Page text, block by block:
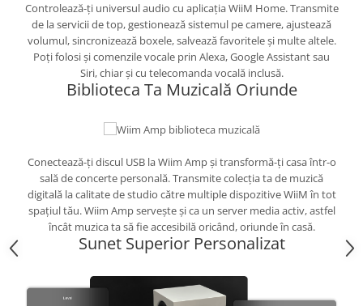
Controlează-ți universul audio cu aplicația WiiM Home. Transmite
de la servicii de top, gestionează sistemul pe camere, ajustează
volumul, sincronizează boxele, salvează favoritele și multe altele.
Poți folosi și comenzile vocale prin Alexa, Google Assistant sau
Siri, chiar și cu telecomanda vocală inclusă.
Biblioteca Ta Muzicală Oriunde
Conectează-ți discul USB la Wiim Amp și transformă-ți casa într-o
sală de concerte personală. Transmite colecția ta de muzică
digitală la calitate de studio către multiple dispozitive WiiM în tot
spațiul tău. Wiim Amp servește și ca un server media activ, astfel
încât muzica ta să fie accesibilă oricând, oriunde în casă.
Sunet Superior Personalizat